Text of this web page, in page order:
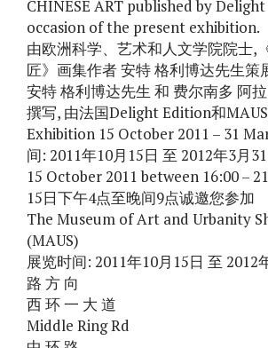
CHINESE ART published by
occasion of the present exhibition.
由欧洲科学、艺术和人文学院院士,
匠》画集作者 安特 格利博达先生策
安特 格利博达先生 和 费尔南多 阿
撰写, 由法国Delight Edition和MAUS
Exhibition 15 October 2011 – 31
间: 2011年10月15日 至 2012年3月
15 October 2011 between 16:00 –
15日下午4点至晚间9点诚邀您参加
The Museum of Art and Urbanity
(MAUS)
展览时间: 2011年10月15日 至 2012
路 方 向
西 环 一 大 道
Middle Ring Rd